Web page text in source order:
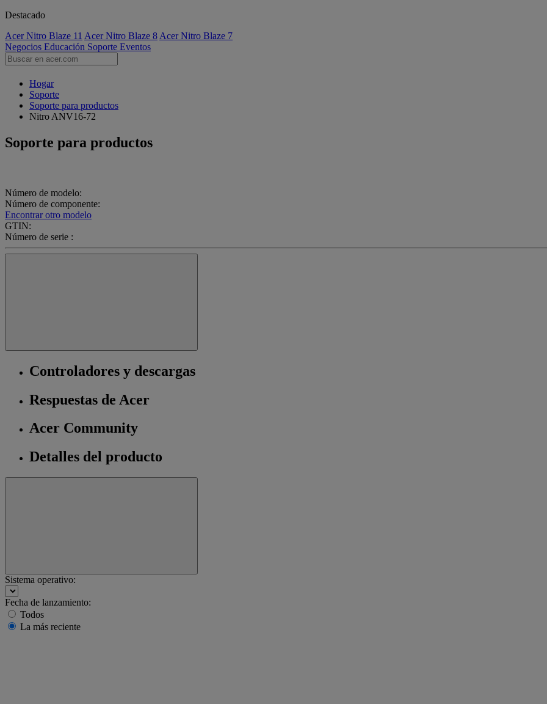
Destacado
Acer Nitro Blaze 11 Acer Nitro Blaze 8 Acer Nitro Blaze 7
Negocios Educación Soporte Eventos
Hogar
Soporte
Soporte para productos
Nitro ANV16-72
Soporte para productos
Número de modelo:
Número de componente:
Encontrar otro modelo
GTIN:
Número de serie :
Controladores y descargas
Respuestas de Acer
Acer Community
Detalles del producto
Sistema operativo:
Fecha de lanzamiento:
Todos
La más reciente